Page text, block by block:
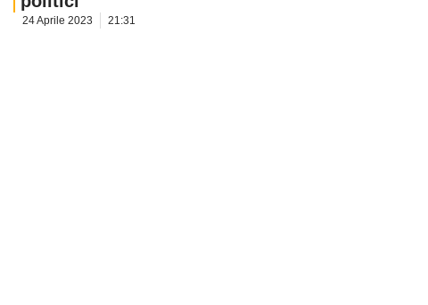
24 Aprile 2023 21:31